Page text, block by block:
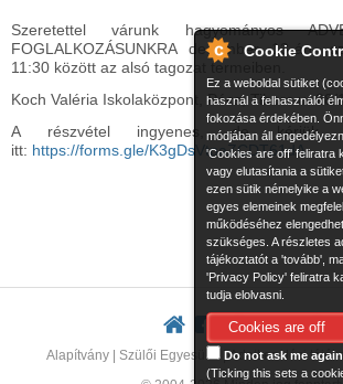
Cookie
Ez a weboldal sütiket
használ a felhasználói
fokozása érdekében.
módjában áll
'Cookies are off' feliratra
vagy elutasítania a
ezen sütik némelyike a
egyes elemeinek
működéséhez
szükséges. A részletes
tájékoztatót a 'tovább',
'Privacy Policy' feliratra
tudja elolvasni.
Cookies are off
Do not ask me again
(Ticking this sets a
Szeretettel várunk hagyományos
FOGLALKOZÁSUNKRA december 13-án,
11:30 között az alsó tagozat termeiben.
Koch Valéria Iskolaközpont, Pécs, Tiborc u. 28/
A részvétel ingyenes, de kérjük,
itt: https://forms.gle/K3gDsVtpaZCDT61dA
Alapítvány Szülői Egyesület |Adatkezelési